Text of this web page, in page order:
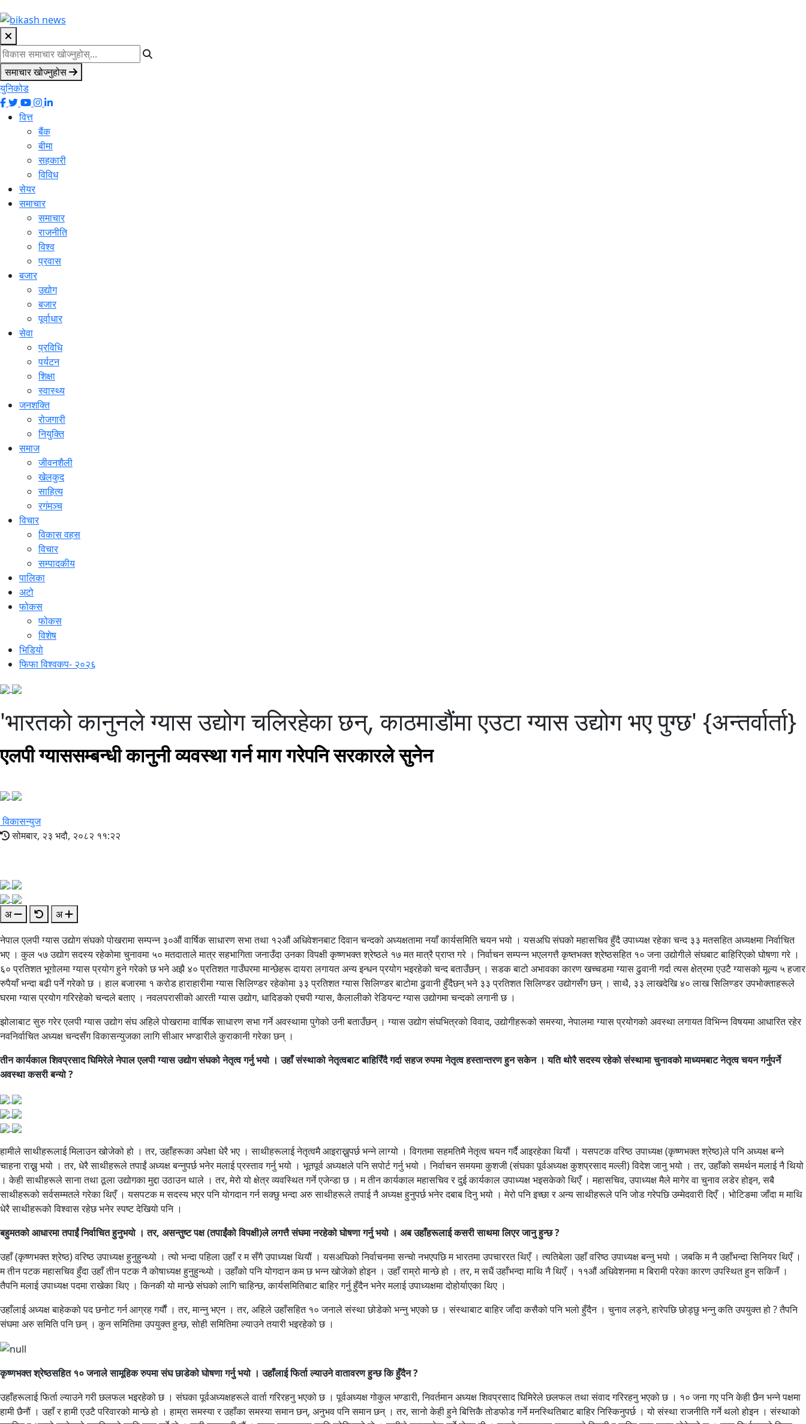
समाचार खोज्नुहोस
युनिकोड
वित्त
बैंक
बीमा
सहकारी
विविध
सेयर
समाचार
समाचार
राजनीति
विश्व
प्रवास
बजार
उद्योग
बजार
पूर्वाधार
सेवा
प्रविधि
पर्यटन
शिक्षा
स्वास्थ्य
जनशक्ति
रोजगारी
नियुक्ति
समाज
जीवनशैली
खेलकुद
साहित्य
रगंमञ्च
विचार
विकास वहस
विचार
सम्पादकीय
पालिका
अटो
फोकस
फोकस
विशेष
भिडियो
फिफा विश्वकप- २०२६
'भारतको कानुनले ग्यास उद्योग चलिरहेका छन्, काठमाडौंमा एउटा ग्यास उद्योग भए पुग्छ' {अन्तर्वार्ता}
एलपी ग्याससम्बन्धी कानुनी व्यवस्था गर्न माग गरेपनि सरकारले सुनेन
विकासन्युज
सोमबार, २३ भदौ, २०८२ ११:२२
अ
अ
नेपाल एलपी ग्यास उद्योग संघको पोखरामा सम्पन्न ३०औं वार्षिक साधारण सभा तथा १२औं अधिवेशनबाट दिवान चन्दको अध्यक्षतामा नयाँ कार्यसमिति चयन भयो । यसअघि संघको महासचिव हुँदै उपाध्यक्ष रहेका चन्द ३३ मतसहित अध्यक्षमा निर्वाचित
भए । कुल ५७ उद्योग सदस्य रहेकोमा चुनावमा ५० मतदाताले मात्र सहभागिता जनाउँदा उनका विपक्षी कृष्णभक्त श्रेष्ठले १७ मत मात्रै प्राप्त गरे । निर्वाचन सम्पन्न भएलगत्तै कृष्तभक्त श्रेष्ठसहित १० जना उद्योगीले संघबाट बाहिरिएको घोषणा गरे ।
६० प्रतिशत भूगोलमा ग्यास प्रयोग हुने गरेको छ भने अझै ४० प्रतिशत गाउँघरमा मान्छेहरू दायरा लगायत अन्य इन्धन प्रयोग भइरहेको चन्द बताउँछन् । सडक बाटो अभावका कारण खच्चडमा ग्यास ढुवानी गर्दा त्यस क्षेत्रमा एउटै ग्यासको मूल्य ५ हजार
रुपैयाँ भन्दा बढी पर्ने गरेको छ । हाल बजारमा १ करोड हाराहारीमा ग्यास सिलिण्डर रहेकोमा ३३ प्रतिशत ग्यास सिलिण्डर बाटोमा ढुवानी हुँदैछन् भने ३३ प्रतिशत सिलिण्डर उद्योगसँग छन् । साथै, ३३ लाखदेखि ४० लाख सिलिण्डर उपभोक्ताहरूले
घरमा ग्यास प्रयोग गरिरहेको चन्दले बताए । नवलपरासीको आरती ग्यास उद्योग, धादिङको एचपी ग्यास, कैलालीको रेडियन्ट ग्यास उद्योगमा चन्दको लगानी छ ।
झोलाबाट सुरु गरेर एलपी ग्यास उद्योग संघ अहिले पोखरामा वार्षिक साधारण सभा गर्ने अवस्थामा पुगेको उनी बताउँछन् । ग्यास उद्योग संघभित्रको विवाद, उद्योगीहरूको समस्या, नेपालमा ग्यास प्रयोगको अवस्था लगायत विभिन्न विषयमा आधारित रहेर
नवनिर्वाचित अध्यक्ष चन्दसँग विकासन्युजका लागि सीआर भण्डारीले कुराकानी गरेका छन् ।
तीन कार्यकाल शिवप्रसाद घिमिरेले नेपाल एलपी ग्यास उद्योग संघको नेतृत्व गर्नु भयो । उहाँ संस्थाको नेतृत्वबाट बाहिरिँदै गर्दा सहज रुपमा नेतृत्व हस्तान्तरण हुन सकेन । यति थोरै सदस्य रहेको संस्थामा चुनावको माध्यमबाट नेतृत्व चयन गर्नुपर्ने
अवस्था कसरी बन्यो ?
हामीले साथीहरूलाई मिलाउन खोजेको हो । तर, उहाँहरूका अपेक्षा धेरै भए । साथीहरूलाई नेतृत्वमै आइराख्नुपर्छ भन्ने लाग्यो । विगतमा सहमतिमै नेतृत्व चयन गर्दै आइरहेका थियौं । यसपटक वरिष्ठ उपाध्यक्ष (कृष्णभक्त श्रेष्ठ)ले पनि अध्यक्ष बन्ने
चाहना राख्नु भयो । तर, धेरै साथीहरूले तपाईं अध्यक्ष बन्नुपर्छ भनेर मलाई प्रस्ताव गर्नु भयो । भूतपूर्व अध्यक्षले पनि सपोर्ट गर्नु भयो । निर्वाचन समयमा कुशजी (संघका पूर्वअध्यक्ष कुशप्रसाद मल्ली) विदेश जानु भयो । तर, उहाँको समर्थन मलाई नै थियो
। केही साथीहरूले साना तथा ठूला उद्योगका मुद्दा उठाउन थाले । तर, मेरो यो क्षेत्र व्यवस्थित गर्ने एजेन्डा छ । म तीन कार्यकाल महासचिव र दुई कार्यकाल उपाध्यक्ष भइसकेको थिएँ । महासचिव, उपाध्यक्ष मैले मागेर वा चुनाव लडेर होइन, सबै
साथीहरूको सर्वसम्मतले गरेका थिएँ । यसपटक म सदस्य भएर पनि योगदान गर्न सक्छु भन्दा अरु साथीहरूले तपाई नै अध्यक्ष हुनुपर्छ भनेर दबाब दिनु भयो । मेरो पनि इच्छा र अन्य साथीहरूले पनि जोड गरेपछि उम्मेदवारी दिएँ । भोटिङमा जाँदा म माथि
धेरै साथीहरूको विश्वास रहेछ भनेर स्पष्ट देखियो पनि ।
बहुमतको आधारमा तपाईं निर्वाचित हुनुभयो । तर, असन्तुष्ट पक्ष (तपाईंको विपक्षी)ले लगत्तै संघमा नरहेको घोषणा गर्नु भयो । अब उहाँहरूलाई कसरी साथमा लिएर जानु हुन्छ ?
उहाँ (कृष्णभक्त श्रेष्ठ) वरिष्ठ उपाध्यक्ष हुनुहुन्थ्यो । त्यो भन्दा पहिला उहाँ र म सँगै उपाध्यक्ष थियौं । यसअघिको निर्वाचनमा सन्चो नभएपछि म भारतमा उपचाररत थिएँ । त्यतिबेला उहाँ वरिष्ठ उपाध्यक्ष बन्नु भयो । जबकि म नै उहाँभन्दा सिनियर थिएँ ।
म तीन पटक महासचिव हुँदा उहाँ तीन पटक नै कोषाध्यक्ष हुनुहुन्थ्यो । उहाँको पनि योगदान कम छ भन्न खोजेको होइन । उहाँ राम्रो मान्छे हो । तर, म सधैं उहाँभन्दा माथि नै थिएँ । ११औं अधिवेशनमा म बिरामी परेका कारण उपस्थित हुन सकिनँ ।
तैपनि मलाई उपाध्यक्ष पदमा राखेका थिए । किनकी यो मान्छे संघको लागि चाहिन्छ, कार्यसमितिबाट बाहिर गर्नु हुँदैन भनेर मलाई उपाध्यक्षमा दोहोर्याएका थिए ।
उहाँलाई अध्यक्ष बाहेकको पद छनोट गर्न आग्रह गर्याैं । तर, मान्नु भएन । तर, अहिले उहाँसहित १० जनाले संस्था छोडेको भन्नु भएको छ । संस्थाबाट बाहिर जाँदा कसैको पनि भलो हुँदैन । चुनाव लड्ने, हारेपछि छोड्छु भन्नु कति उपयुक्त हो ? तैपनि
संघमा अरु समिति पनि छन् । कुन समितिमा उपयुक्त हुन्छ, सोही समितिमा ल्याउने तयारी भइरहेको छ ।
कृष्णभक्त श्रेष्ठसहित १० जनाले सामूहिक रुपमा संघ छाडेको घोषणा गर्नु भयो । उहाँलाई फिर्ता ल्याउने वातावरण हुन्छ कि हुँदैन ?
उहाँहरूलाई फिर्ता ल्याउने गरी छलफल भइरहेको छ । संघका पूर्वअध्यक्षहरूले वार्ता गरिरहनु भएको छ । पूर्वअध्यक्ष गोकुल भण्डारी, निवर्तमान अध्यक्ष शिवप्रसाद घिमिरेले छलफल तथा संवाद गरिरहनु भएको छ । १० जना गए पनि केही छैन भन्ने पक्षमा
हामी छैनौं । उहाँ र हामी एउटै परिवारको मान्छे हो । हाम्रा समस्या र उहाँका समस्या समान छन्, अनुभव पनि समान छन् । तर, सानो केही हुने बित्तिकै तोडफोड गर्ने मनस्थितिबाट बाहिर निस्किनुपर्छ । यो संस्था राजनीति गर्ने थलो होइन । संस्थाको